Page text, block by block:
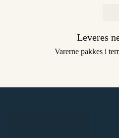
Leveres
Varerne pakkes i